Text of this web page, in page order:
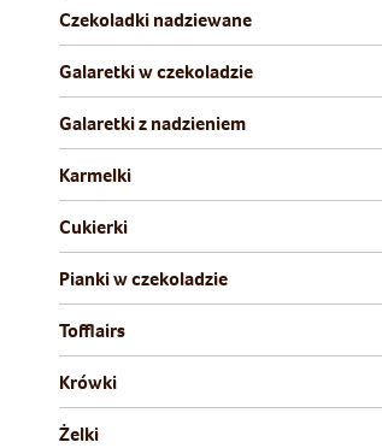
Czekoladki nadziewane
Galaretki w czekoladzie
Galaretki z nadzieniem
Karmelki
Cukierki
Pianki w czekoladzie
Tofflairs
Krówki
Żelki